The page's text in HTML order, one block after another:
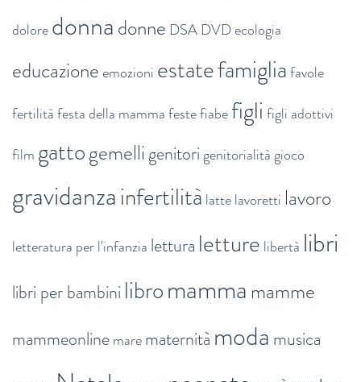
doloredonnadonne DSA DVDecologia
educazioneemozioni estatefamigliafavole
fertilitàfesta della mammafestefiabefigli figli adottivi
film gattogemelligenitorigenitorialitàgioco
gravidanzainfertilità lattelavoretti lavoro
letteratura per l'infanzia lettura letture libertà libri
libri per bambini libromamma mamme
mammeonlinemarematernità moda musica